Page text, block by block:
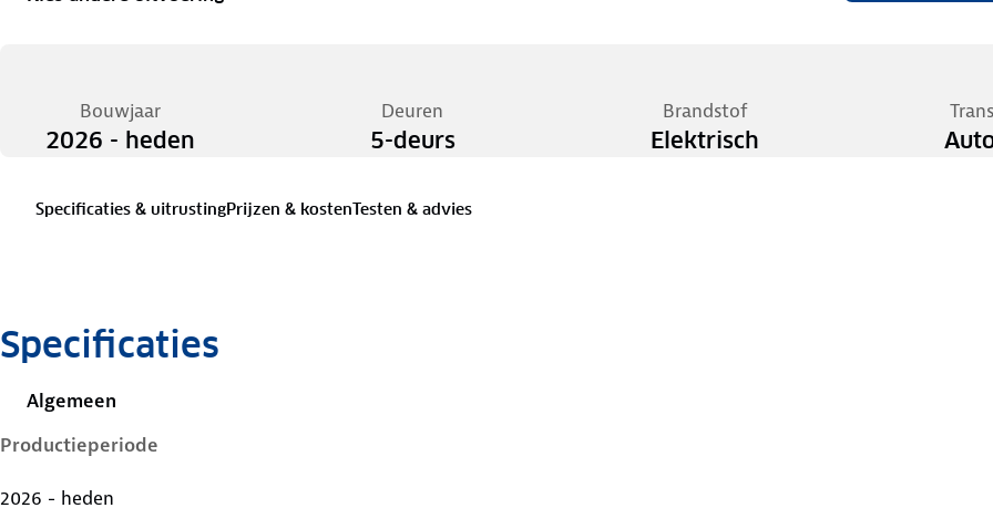
Bouwjaar
2026 - heden
Deuren
5-deurs
Brandstof
Elektrisch
Specificaties & uitrustingPrijzen & kostenTesten & advies
Specificaties
Algemeen
Productieperiode
2026 - heden